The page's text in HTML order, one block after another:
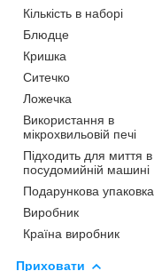
Кількість в наборі
Блюдце
Кришка
Ситечко
Ложечка
Використання в
мікрохвильовій печі
Підходить для миття в
посудомийній машині
Подарункова упаковка
Виробник
Країна виробник
Приховати